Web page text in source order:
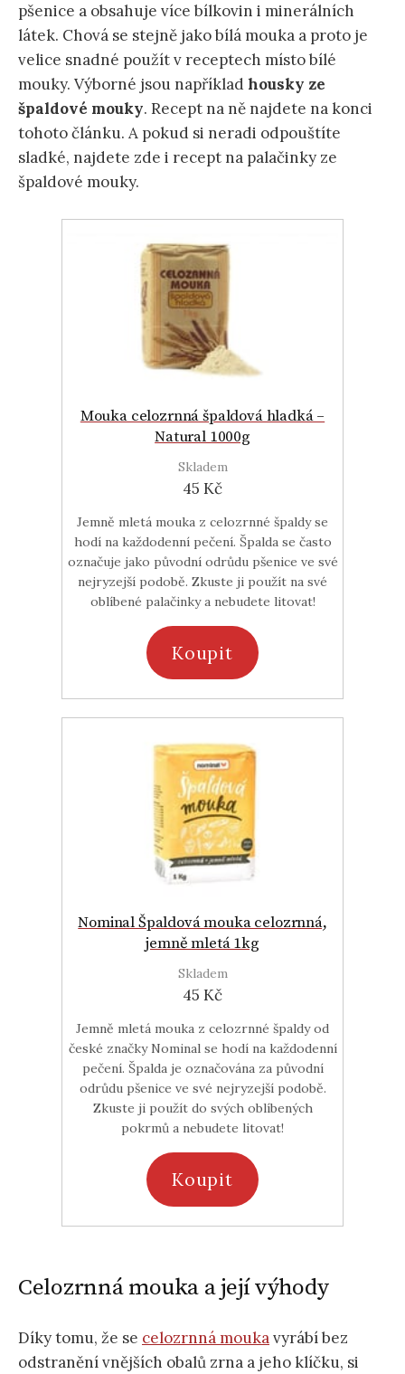
pšenice a obsahuje více bílkovin i minerálních
látek. Chová se stejně jako bílá mouka a proto je
velice snadné použít v receptech místo bílé
mouky. Výborné jsou například housky ze
špaldové mouky. Recept na ně najdete na konci
tohoto článku. A pokud si neradi odpouštíte
sladké, najdete zde i recept na palačinky ze
špaldové mouky.
Mouka celozrnná špaldová hladká –
Natural 1000g
Skladem
45 Kč
Jemně mletá mouka z celozrnné špaldy se
hodí na každodenní pečení. Špalda se často
označuje jako původní odrůdu pšenice ve své
nejryzejší podobě. Zkuste ji použít na své
oblíbené palačinky a nebudete litovat!
Koupit
Nominal Špaldová mouka celozrnná,
jemně mletá 1kg
Skladem
45 Kč
Jemně mletá mouka z celozrnné špaldy od
české značky Nominal se hodí na každodenní
pečení. Špalda je označována za původní
odrůdu pšenice ve své nejryzejší podobě.
Zkuste ji použít do svých oblíbených
pokrmů a nebudete litovat!
Koupit
Celozrnná mouka a její výhody
Díky tomu, že se celozrnná moukavyrábí bez
odstranění vnějších obalů zrna a jeho klíčku, si